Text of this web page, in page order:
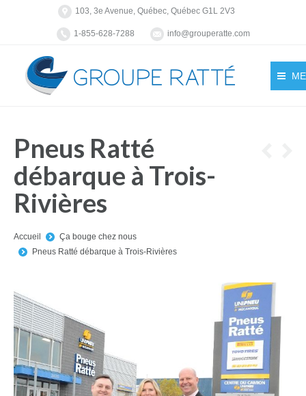
103, 3e Avenue, Québec, Québec G1L 2V3
1-855-628-7288 info@grouperatte.com
Pneus Ratté
débarque à Trois-
Rivières
You are here:
Accueil
Ça bouge chez nous
Pneus Ratté débarque à Trois-Rivières